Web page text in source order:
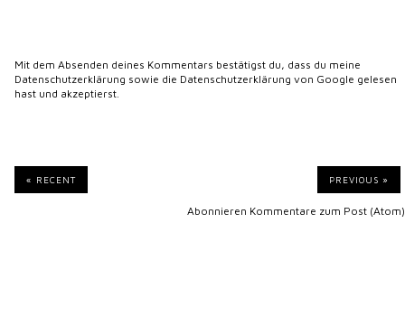
Mit dem Absenden deines Kommentars bestätigst du, dass du meine
Datenschutzerklärung sowie die Datenschutzerklärung von Google gelesen
hast und akzeptierst.
« RECENT PREVIOUS »
Abonnieren Kommentare zum Post (Atom)